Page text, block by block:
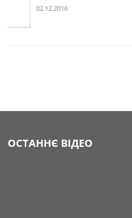
ОСТАННЄ ВІДЕО